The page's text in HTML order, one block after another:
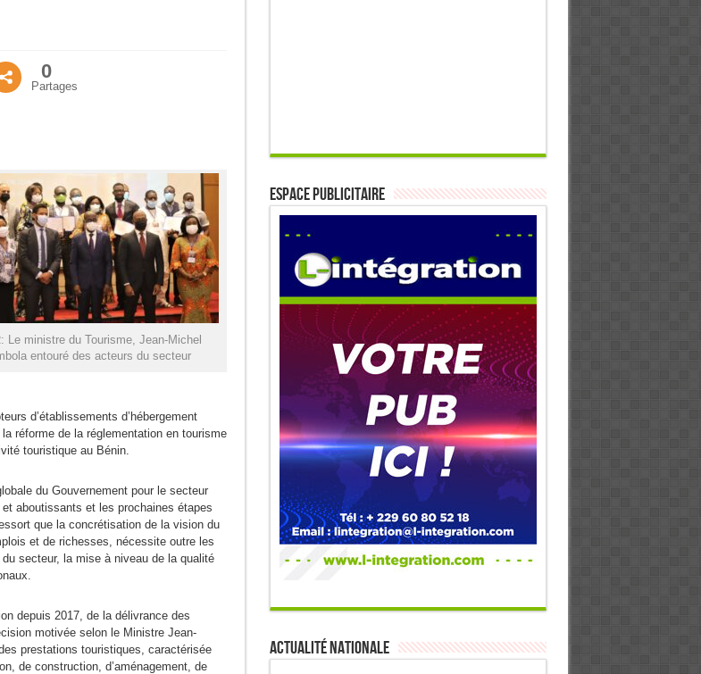
0
Partages
Le ministre du Tourisme, Jean-Michel
entouré des acteurs du secteur
d’établissements d’hébergement
réforme de la réglementation en tourisme
touristique au Bénin.
du Gouvernement pour le secteur
aboutissants et les prochaines étapes
que la concrétisation de la vision du
et de richesses, nécessite outre les
secteur, la mise à niveau de la qualité
depuis 2017, de la délivrance des
motivée selon le Ministre Jean-
prestations touristiques, caractérisée
de construction, d’aménagement, de
ESPACE PUBLICITAIRE
Actualité Nationale